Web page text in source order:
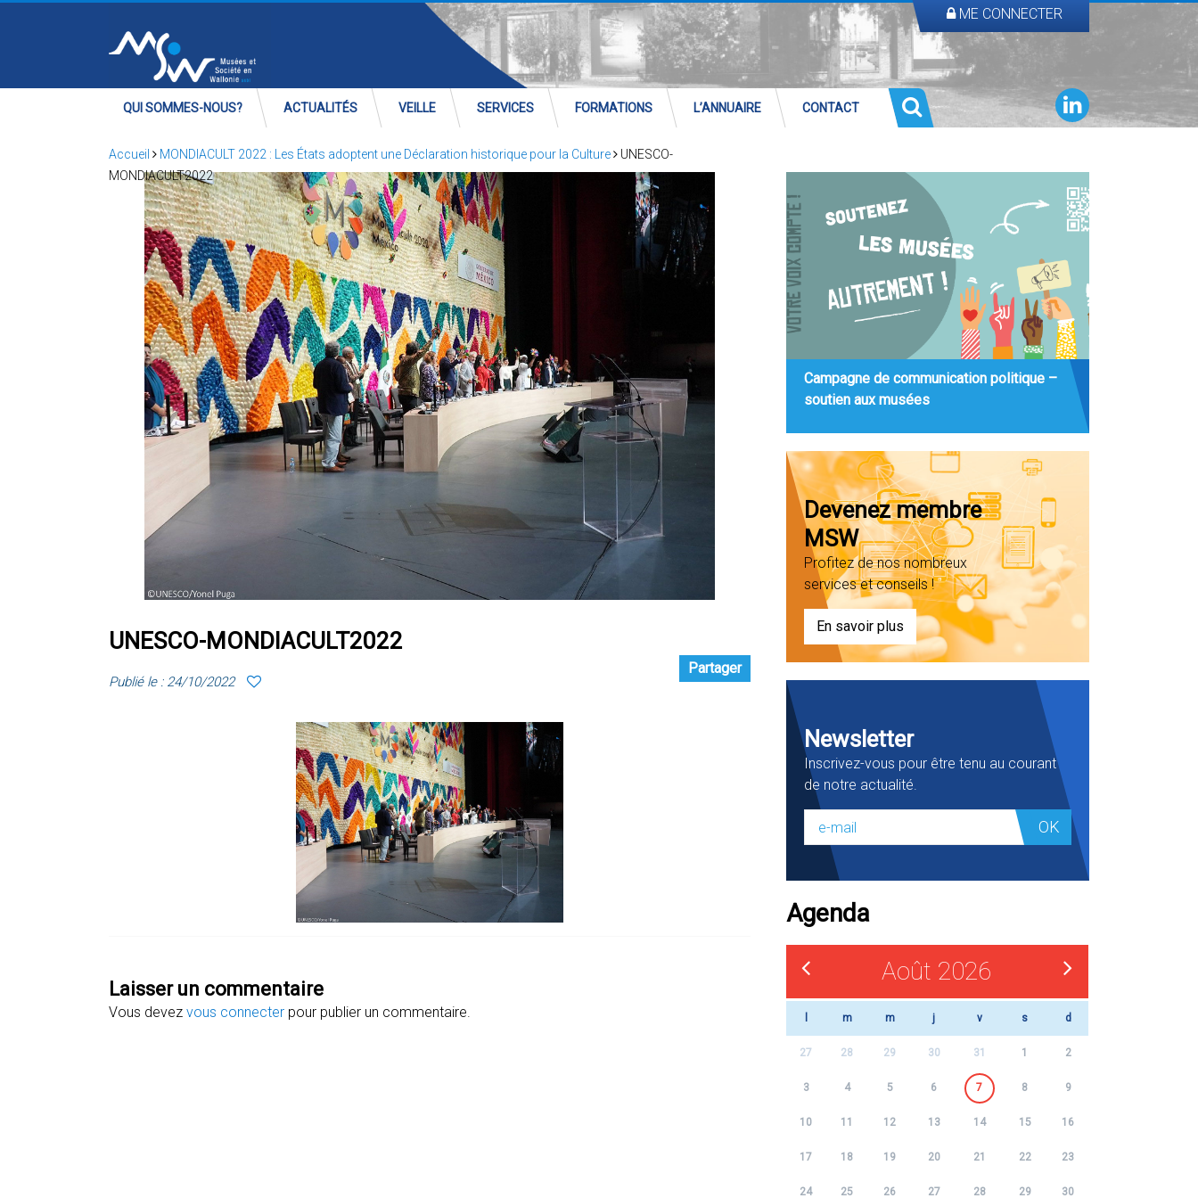
ME CONNECTER
QUI SOMMES-NOUS? ACTUALITÉS VEILLE SERVICES FORMATIONS L’ANNUAIRE CONTACT
Accueil MONDIACULT 2022 : Les États adoptent une Déclaration historique pour la Culture
UNESCO-
MONDIACULT2022
UNESCO-MONDIACULT2022
Publié le : 24/10/2022
Partager
Laisser un commentaire
Vous devez vous connecter pour publier un commentaire.
Campagne de communication politique –
soutien aux musées
Devenez membre
MSW
Profitez de nos nombreux
services et conseils !
En savoir plus
Newsletter
Inscrivez-vous pour être tenu au courant
de notre actualité.
OK
Agenda
Août 2026
m m j v s d
27 28 29 30 31 1 2
3 4 5 6 7 8 9
10 11 12 13 14 15 16
17 18 19 20 21 22 23
24 25 26 27 28 29 30